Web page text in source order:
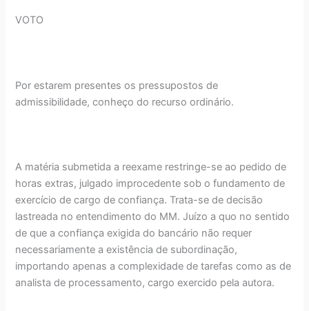
VOTO
Por estarem presentes os pressupostos de
admissibilidade, conheço do recurso ordinário.
A matéria submetida a reexame restringe-se ao pedido de
horas extras, julgado improcedente sob o fundamento de
exercício de cargo de confiança. Trata-se de decisão
lastreada no entendimento do MM. Juízo a quo no sentido
de que a confiança exigida do bancário não requer
necessariamente a existência de subordinação,
importando apenas a complexidade de tarefas como as de
analista de processamento, cargo exercido pela autora.